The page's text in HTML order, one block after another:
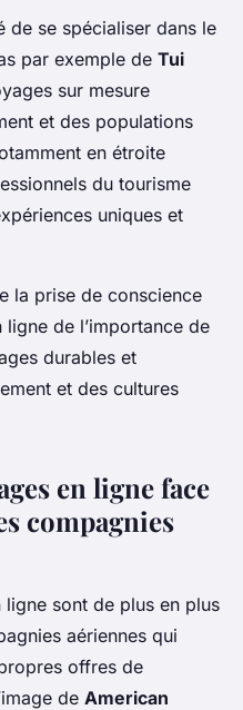
de se spécialiser dans le
par exemple de Tui
sur mesure
et des populations
en étroite
du tourisme
uniques et
la prise de conscience
de l’importance de
durables et
et des cultures
en ligne face
compagnies
sont de plus en plus
aériennes qui
offres de
de American